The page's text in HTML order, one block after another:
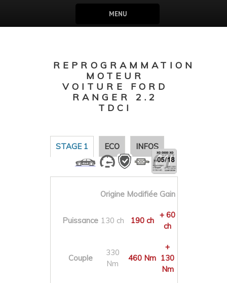
MENU
REPROGRAMMATION
MOTEUR
VOITURE FORD
RANGER 2.2
TDCI
STAGE 1 ECO INFOS
Origine Modifiée Gain
Puissance 130 ch 190 ch
+ 60
ch
Couple
330
Nm
460 Nm
+
130
Nm